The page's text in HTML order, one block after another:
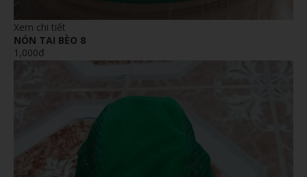
Xem chi tiết
NÓN TAI BÈO 8
1,000đ